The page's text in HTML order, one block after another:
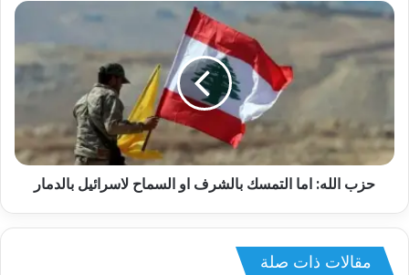
حزب الله: اما التمسك بالشرف او السماح لاسرائيل بالدمار
مقالات ذات صلة